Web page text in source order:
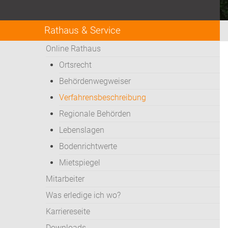
Rathaus & Service
Online Rathaus
Ortsrecht
Behördenwegweiser
Verfahrensbeschreibung
Regionale Behörden
Lebenslagen
Bodenrichtwerte
Mietspiegel
Mitarbeiter
Was erledige ich wo?
Karriereseite